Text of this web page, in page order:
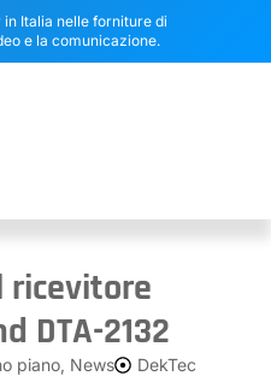
Italia nelle forniture di
e la comunicazione.
ricevitore
DTA-2132
piano, News
DekTec